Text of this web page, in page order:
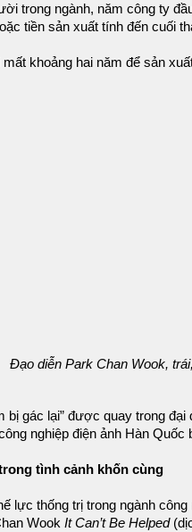
trong ngành, năm công ty
tiền sản xuất tính đến cuối
khoảng hai năm để sản
Đạo diễn Park Chan Wook,
bị gác lại” được quay trong
nghiệp điện ảnh Hàn
tình cảnh khốn cùng
lực thống trị trong ngành
Wook It Can’t Be Helped